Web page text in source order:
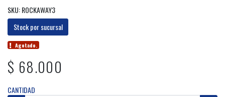
SKU: ROCKAWAY3
Stock por sucursal
Agotado.
$ 68.000
CANTIDAD